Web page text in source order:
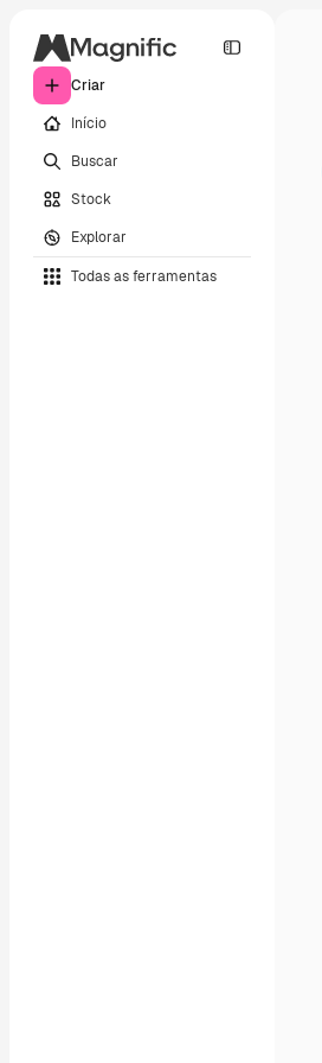
Criar
Início
Buscar
Stock
Explorar
Todas as ferramentas